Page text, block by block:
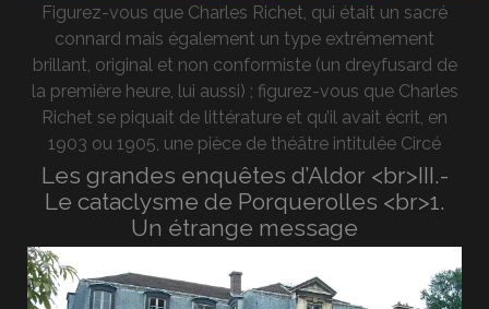
Figurez-vous que Charles Richet, qui était un sacré
connard mais également un type extrêmement
brillant, original et non conformiste (un dreyfusard de
la première heure, lui aussi) ; figurez-vous que Charles
Richet se piquait de littérature et qu’il avait écrit, en
1903 ou 1905, une pièce de théâtre intitulée Circé
Les grandes enquêtes d’Aldor <br>III.-
Le cataclysme de Porquerolles <br>1.
Un étrange message